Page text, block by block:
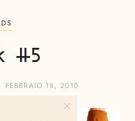
#5
FEBBRAIO 18, 2010